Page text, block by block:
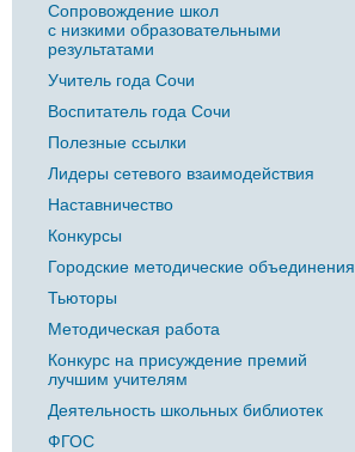
Сопровождение школ
с низкими образовательными
результатами
Учитель года Сочи
Воспитатель года Сочи
Полезные ссылки
Лидеры сетевого взаимодействия
Наставничество
Конкурсы
Городские методические объединения
Тьюторы
Методическая работа
Конкурс на присуждение премий
лучшим учителям
Деятельность школьных библиотек
ФГОС